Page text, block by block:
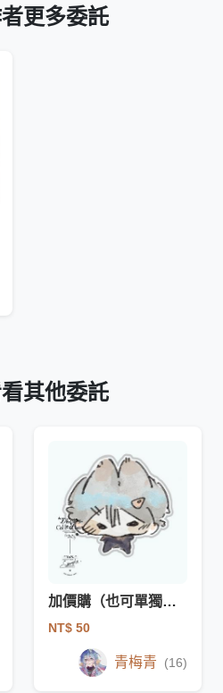
更多委託
其他委託
加價購（也可單獨購買）
NT$ 50
青梅青 (16)